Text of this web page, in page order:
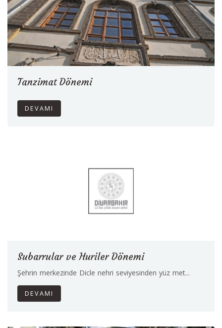
Tanzimat Dönemi
DEVAMI
Subarrular ve Huriler Dönemi
Şehrin merkezinde Dicle nehri seviyesinden yüz met...
DEVAMI